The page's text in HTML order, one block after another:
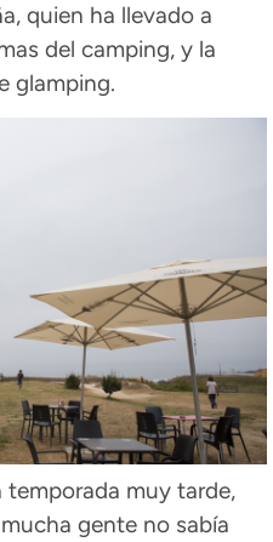
quien ha llevado a
del camping, y la
glamping.
temporada muy tarde,
gente no sabía